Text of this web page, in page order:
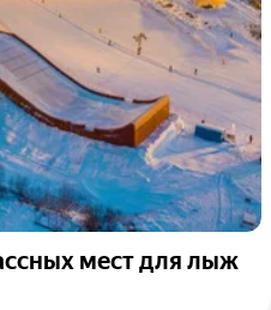
мест для лыж